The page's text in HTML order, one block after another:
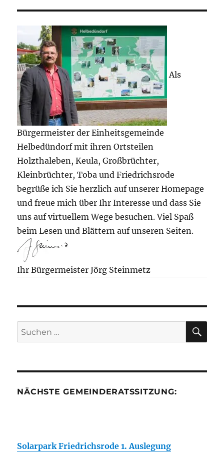
Als
Bürgermeister der Einheitsgemeinde
Helbedündorf mit ihren Ortsteilen
Holzthaleben, Keula, Großbrüchter,
Kleinbrüchter, Toba und Friedrichsrode
begrüße ich Sie herzlich auf unserer Homepage
und freue mich über Ihr Interesse und dass Sie
uns auf virtuellem Wege besuchen. Viel Spaß
beim Lesen und Blättern auf unseren Seiten.
Ihr Bürgermeister Jörg Steinmetz
Suchen
nach:
NÄCHSTE GEMEINDERATSSITZUNG:
Solarpark Friedrichsrode 1. Auslegung